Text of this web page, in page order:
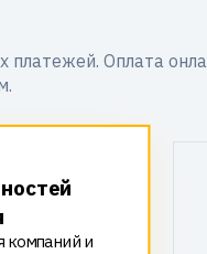
платежей. Оплата
компаний и